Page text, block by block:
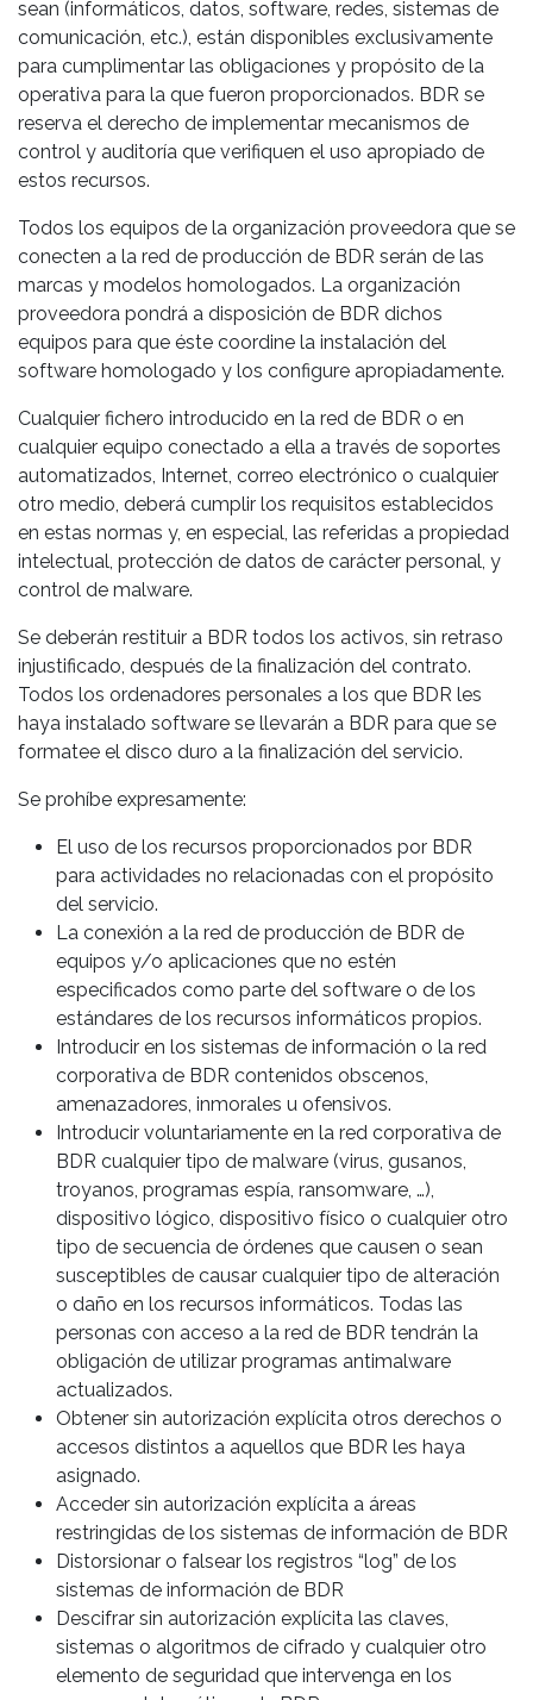
sean (informáticos, datos, software, redes, sistemas de
comunicación, etc.), están disponibles exclusivamente
para cumplimentar las obligaciones y propósito de la
operativa para la que fueron proporcionados. BDR se
reserva el derecho de implementar mecanismos de
control y auditoría que verifiquen el uso apropiado de
estos recursos.
Todos los equipos de la organización proveedora que se
conecten a la red de producción de BDR serán de las
marcas y modelos homologados. La organización
proveedora pondrá a disposición de BDR dichos
equipos para que éste coordine la instalación del
software homologado y los configure apropiadamente.
Cualquier fichero introducido en la red de BDR o en
cualquier equipo conectado a ella a través de soportes
automatizados, Internet, correo electrónico o cualquier
otro medio, deberá cumplir los requisitos establecidos
en estas normas y, en especial, las referidas a propiedad
intelectual, protección de datos de carácter personal, y
control de malware.
Se deberán restituir a BDR todos los activos, sin retraso
injustificado, después de la finalización del contrato.
Todos los ordenadores personales a los que BDR les
haya instalado software se llevarán a BDR para que se
formatee el disco duro a la finalización del servicio.
Se prohíbe expresamente:
El uso de los recursos proporcionados por BDR
para actividades no relacionadas con el propósito
del servicio.
La conexión a la red de producción de BDR de
equipos y/o aplicaciones que no estén
especificados como parte del software o de los
estándares de los recursos informáticos propios.
Introducir en los sistemas de información o la red
corporativa de BDR contenidos obscenos,
amenazadores, inmorales u ofensivos.
Introducir voluntariamente en la red corporativa de
BDR cualquier tipo de malware (virus, gusanos,
troyanos, programas espía, ransomware, …),
dispositivo lógico, dispositivo físico o cualquier otro
tipo de secuencia de órdenes que causen o sean
susceptibles de causar cualquier tipo de alteración
o daño en los recursos informáticos. Todas las
personas con acceso a la red de BDR tendrán la
obligación de utilizar programas antimalware
actualizados.
Obtener sin autorización explícita otros derechos o
accesos distintos a aquellos que BDR les haya
asignado.
Acceder sin autorización explícita a áreas
restringidas de los sistemas de información de BDR
Distorsionar o falsear los registros “log” de los
sistemas de información de BDR
Descifrar sin autorización explícita las claves,
sistemas o algoritmos de cifrado y cualquier otro
elemento de seguridad que intervenga en los